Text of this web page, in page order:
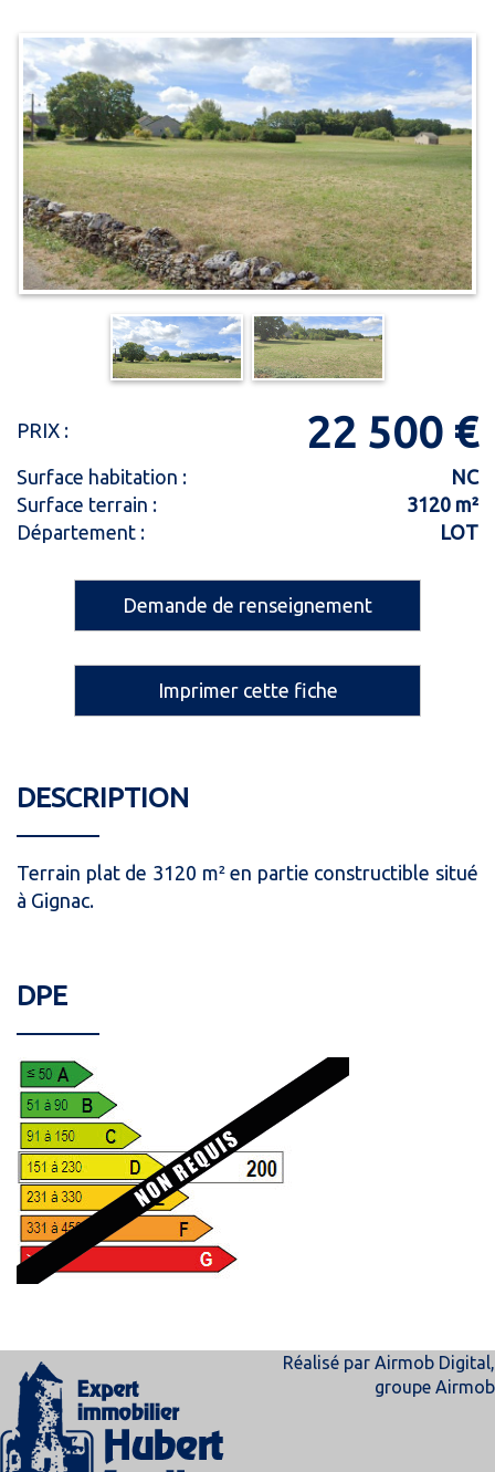
PRIX : 22 500 €
Surface habitation :
NC
Surface terrain :
3120 m²
Département :
LOT
Demande de renseignement
Imprimer cette fiche
DESCRIPTION
Terrain plat de 3120 m² en partie constructible situé
à Gignac.
DPE
Réalisé par Airmob Digital,
groupe Airmob